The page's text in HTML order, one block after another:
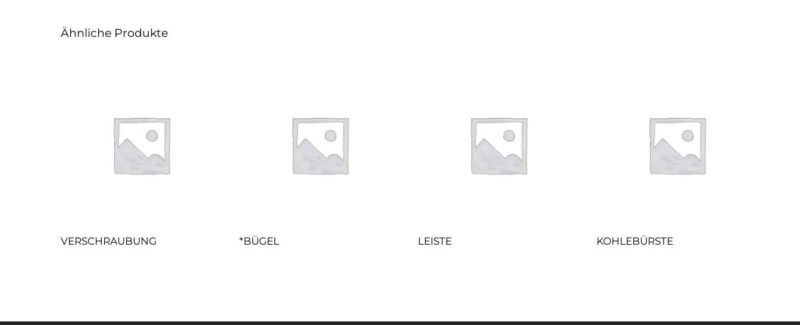
Ähnliche Produkte
VERSCHRAUBUNG *BÜGEL LEISTE KOHLEBÜRSTE